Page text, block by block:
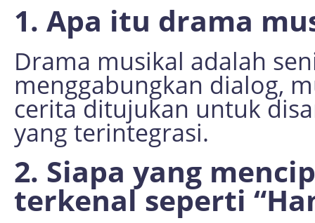
1. Apa itu drama
Drama musikal adalah
menggabungkan dialog,
cerita ditujukan untuk
yang terintegrasi.
2. Siapa yang
terkenal seperti